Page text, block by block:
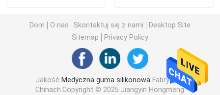
Halogenowana guma butylowa
Rurka silikonowa medyczna
Rurka drenażowa
Dom O nas Skontaktuj się z nami
Desktop Site
Sitemap
Privacy Policy
Jakość Medyczna guma silikonowa Fabryka w
Chinach.Copyright © 2025 Jiangyin Hongmeng